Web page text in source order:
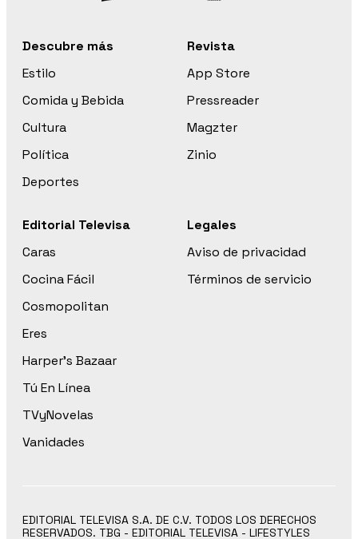
Descubre más
Estilo
Comida y Bebida
Cultura
Política
Deportes
Revista
App Store
Pressreader
Magzter
Zinio
Editorial Televisa
Caras
Cocina Fácil
Cosmopolitan
Eres
Harper’s Bazaar
Tú En Línea
TVyNovelas
Vanidades
Legales
Aviso de privacidad
Términos de servicio
EDITORIAL TELEVISA S.A. DE C.V. TODOS LOS DERECHOS
RESERVADOS. TBG - EDITORIAL TELEVISA - LIFESTYLES